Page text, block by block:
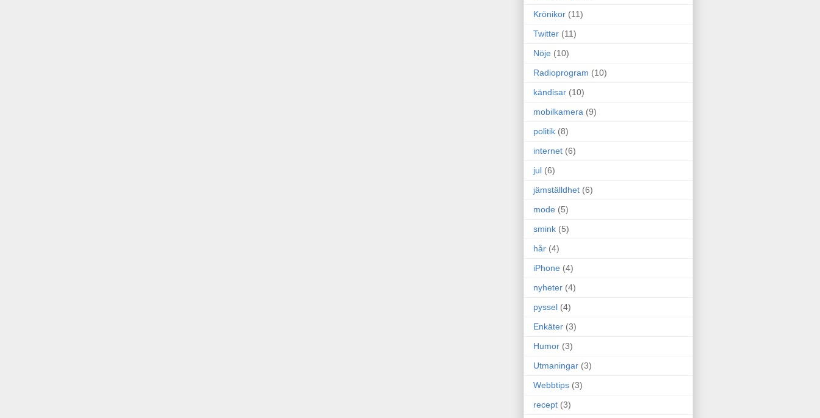
Krönikor (11)
Twitter (11)
Nöje (10)
Radioprogram (10)
kändisar (10)
mobilkamera (9)
politik (8)
internet (6)
jul (6)
jämställdhet (6)
mode (5)
smink (5)
hår (4)
iPhone (4)
nyheter (4)
pyssel (4)
Enkäter (3)
Humor (3)
Utmaningar (3)
Webbtips (3)
recept (3)